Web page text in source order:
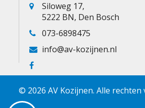
Siloweg 17,
5222 BN, Den Bosch
073-6898475
info@av-kozijnen.nl
© 2026 AV Kozijnen. Alle